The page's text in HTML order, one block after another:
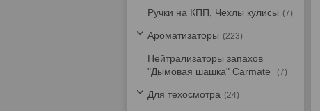
Ручки на КПП, Чехлы кулисы 7
Ароматизаторы 223
Нейтрализаторы запахов
"Дымовая шашка" Carmate
7
Для техосмотра 24